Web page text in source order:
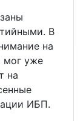
В
на
мог уже
на
ИБП.